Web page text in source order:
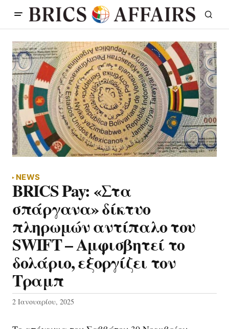
NEWS
BRICS Pay: «Στα
σπάργανα» δίκτυο
πληρωμών αντίπαλο του
SWIFT – Αμφισβητεί το
δολάριο, εξοργίζει τον
Τραμπ
2 Ιανουαρίου, 2025